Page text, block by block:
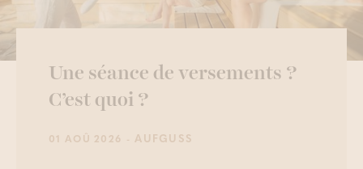
Une séance de versements ?
C’est quoi ?
01 AOÛ 2026 - AUFGUSS